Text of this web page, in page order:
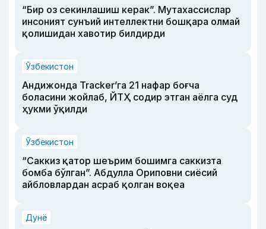
“Бир оз секинлашиш керак”. Мутахассислар
инсоният сунъий интеллектни бошқара олмай
қолишидан хавотир билдирди
Ўзбекистон
Андижонда Tracker’га 21 нафар боғча
боласини жойлаб, ЙТҲ содир этган аёлга суд
ҳукми ўқилди
Ўзбекистон
“Саккиз қатор шеърим бошимга саккизта
бомба бўлган”. Абдулла Ориповни сиёсий
айбловлардан асраб қолган воқеа
Дунё